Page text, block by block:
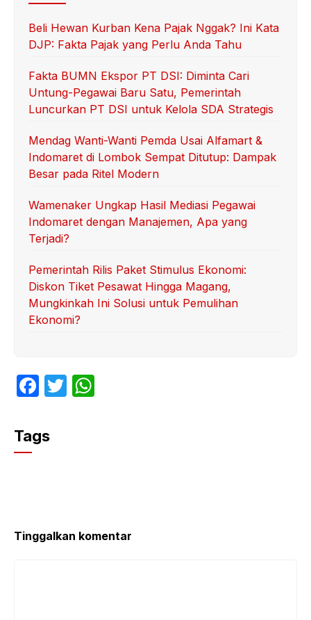
Beli Hewan Kurban Kena Pajak Nggak? Ini Kata
DJP: Fakta Pajak yang Perlu Anda Tahu
Fakta BUMN Ekspor PT DSI: Diminta Cari
Untung-Pegawai Baru Satu, Pemerintah
Luncurkan PT DSI untuk Kelola SDA Strategis
Mendag Wanti-Wanti Pemda Usai Alfamart &
Indomaret di Lombok Sempat Ditutup: Dampak
Besar pada Ritel Modern
Wamenaker Ungkap Hasil Mediasi Pegawai
Indomaret dengan Manajemen, Apa yang
Terjadi?
Pemerintah Rilis Paket Stimulus Ekonomi:
Diskon Tiket Pesawat Hingga Magang,
Mungkinkah Ini Solusi untuk Pemulihan
Ekonomi?
F
c
e
k
T
Tags
Tinggalkan komentar